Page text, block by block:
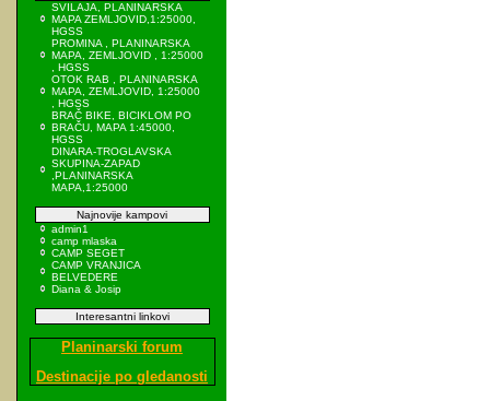
SVILAJA, PLANINARSKA
MAPA ZEMLJOVID,1:25000,
HGSS
PROMINA , PLANINARSKA
MAPA, ZEMLJOVID , 1:25000
, HGSS
OTOK RAB , PLANINARSKA
MAPA, ZEMLJOVID, 1:25000
, HGSS
BRAČ BIKE, BICIKLOM PO
BRAČU, MAPA 1:45000,
HGSS
DINARA-TROGLAVSKA
SKUPINA-ZAPAD
,PLANINARSKA
MAPA,1:25000
Najnovije kampovi
admin1
camp mlaska
CAMP SEGET
CAMP VRANJICA
BELVEDERE
Diana & Josip
Interesantni linkovi
Planinarski forum
Destinacije po gledanosti